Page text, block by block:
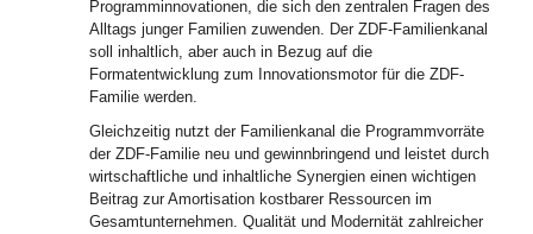
Programminnovationen, die sich den zentralen Fragen des
Alltags junger Familien zuwenden. Der ZDF-Familienkanal
soll inhaltlich, aber auch in Bezug auf die
Formatentwicklung zum Innovationsmotor für die ZDF-
Familie werden.
Gleichzeitig nutzt der Familienkanal die Programmvorräte
der ZDF-Familie neu und gewinnbringend und leistet durch
wirtschaftliche und inhaltliche Synergien einen wichtigen
Beitrag zur Amortisation kostbarer Ressourcen im
Gesamtunternehmen. Qualität und Modernität zahlreicher